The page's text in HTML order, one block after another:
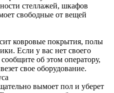
стеллажей, шкафов
свободные от вещей
ковровые покрытия, полы
Если у вас нет своего
об этом оператору,
свое оборудование.
вымоет пол и уберет